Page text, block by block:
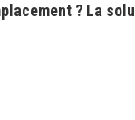
? La